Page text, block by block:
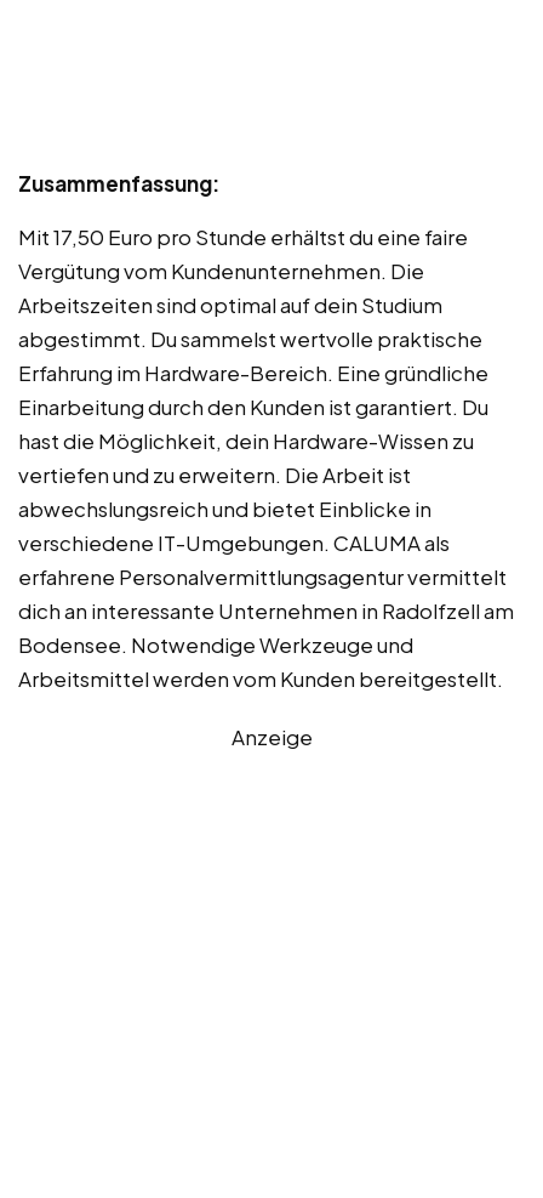
Zusammenfassung:
Mit 17,50 Euro pro Stunde erhältst du eine faire
Vergütung vom Kundenunternehmen. Die
Arbeitszeiten sind optimal auf dein Studium
abgestimmt. Du sammelst wertvolle praktische
Erfahrung im Hardware-Bereich. Eine gründliche
Einarbeitung durch den Kunden ist garantiert. Du
hast die Möglichkeit, dein Hardware-Wissen zu
vertiefen und zu erweitern. Die Arbeit ist
abwechslungsreich und bietet Einblicke in
verschiedene IT-Umgebungen. CALUMA als
erfahrene Personalvermittlungsagentur vermittelt
dich an interessante Unternehmen in Radolfzell am
Bodensee. Notwendige Werkzeuge und
Arbeitsmittel werden vom Kunden bereitgestellt.
Anzeige